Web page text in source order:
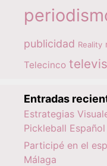
publicidad Reality
Telecinco
Entradas
Estrategias
Pickleball Español
Participé en el
Málaga